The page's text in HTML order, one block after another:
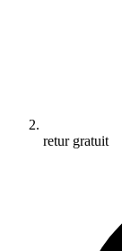
retur gratuit